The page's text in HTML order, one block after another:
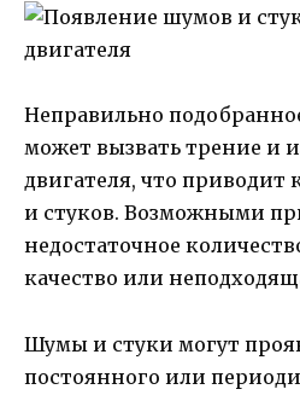
Неправильно
может вызвать трение и
двигателя, что
и стуков. Возможными
недостаточное
качество или
Шумы и стуки могут
постоянного или